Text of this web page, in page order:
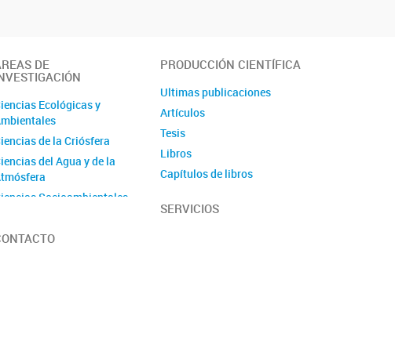
DE
Ecológicas y
de la Criósfera
del Agua y de la
Socioambientales
Geológicas
PRODUCCIÓN CIENTÍFICA
Ultimas publicaciones
Artículos
Tesis
Libros
Capítulos de libros
Repositorio de
SERVICIOS